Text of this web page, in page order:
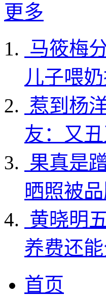
更多
马筱梅
儿子喂
惹到杨
友：又
果真是
晒照被
黄晓明
养费还
首页